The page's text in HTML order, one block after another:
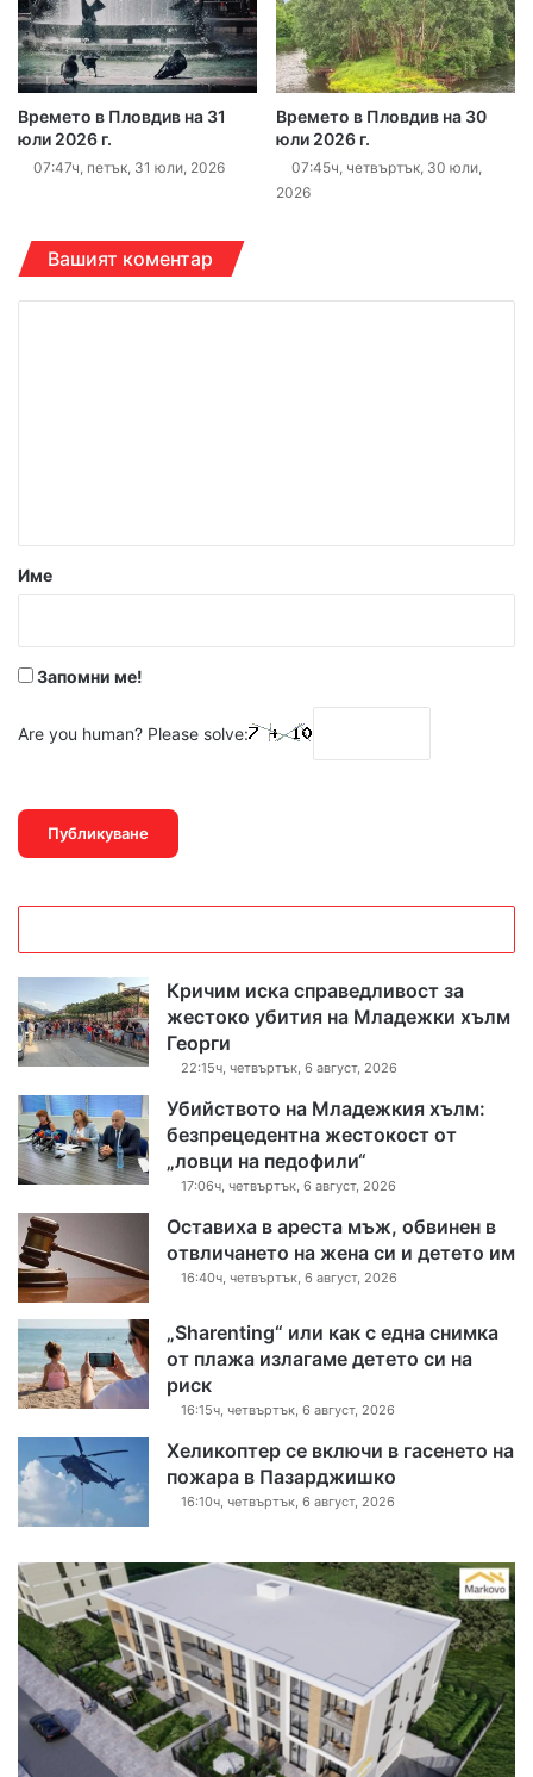
Времето в Пловдив на 31
юли 2026 г.
07:47ч, петък, 31 юли, 2026
Времето в Пловдив на 30
юли 2026 г.
07:45ч, четвъртък, 30 юли,
2026
Вашият коментар
р
Име
Запомни ме!
Are you human? Please solve:
Кричим иска справедливост за
жестоко убития на Младежки хълм
Георги
22:15ч, четвъртък, 6 август, 2026
Убийството на Младежкия хълм:
безпрецедентна жестокост от
„ловци на педофили“
17:06ч, четвъртък, 6 август, 2026
Оставиха в ареста мъж, обвинен в
отвличането на жена си и детето им
16:40ч, четвъртък, 6 август, 2026
„Sharenting“ или как с една снимка
от плажа излагаме детето си на
риск
16:15ч, четвъртък, 6 август, 2026
Хеликоптер се включи в гасенето на
пожара в Пазарджишко
16:10ч, четвъртък, 6 август, 2026